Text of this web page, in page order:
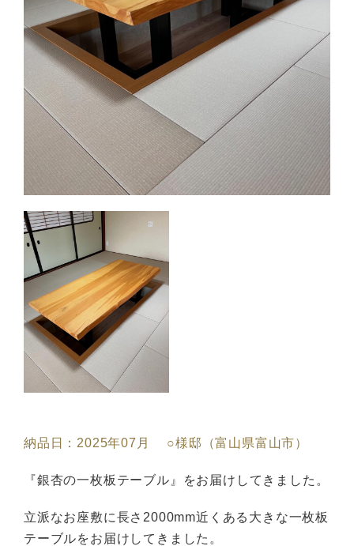
納品日：2025年07月 ○様邸（富山県富山市）
『銀杏の一枚板テーブル』をお届けしてきました。
立派なお座敷に長さ2000mm近くある大きな一枚板
テーブルをお届けしてきました。